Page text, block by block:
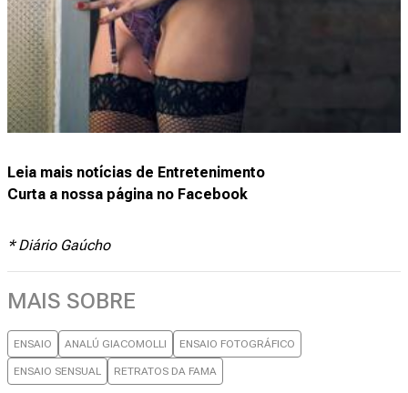
Leia mais notícias de Entretenimento
Curta a nossa página no Facebook
* Diário Gaúcho
MAIS SOBRE
ENSAIO ANALÚ GIACOMOLLI ENSAIO FOTOGRÁFICO
ENSAIO SENSUAL RETRATOS DA FAMA